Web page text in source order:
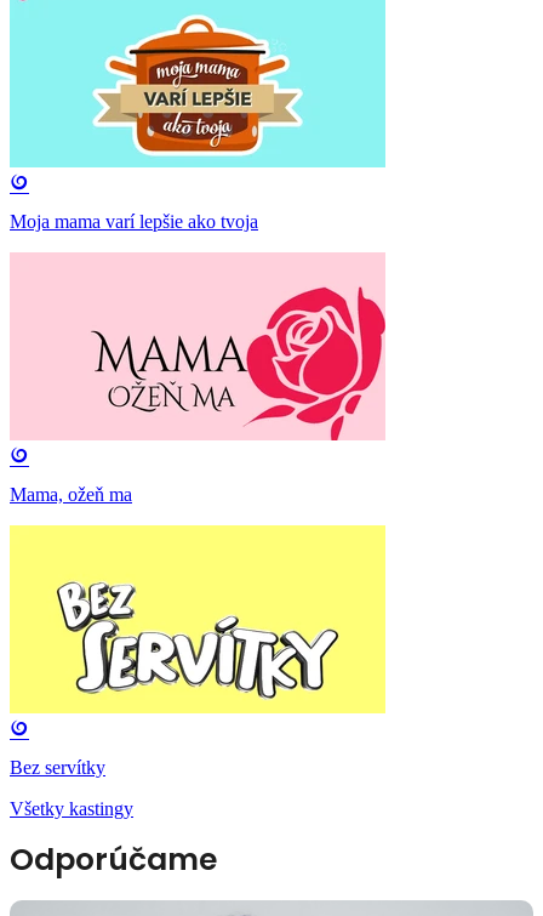
Moja mama varí lepšie ako tvoja
Mama, ožeň ma
Bez servítky
Všetky kastingy
Odporúčame